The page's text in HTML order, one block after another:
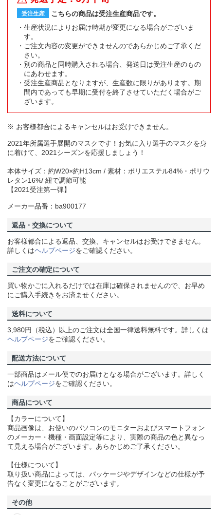
受注生産
こちらの商品は受注生産商品です。
生産状況によりお届け時期が変更になる場合がございま
す。
ご注文内容の変更ができませんのであらかじめご了承くだ
さい。
別の商品と同時購入される場合、発送日は受注生産のもの
にあわせます。
受注生産商品となりますが、生産数に限りがあります。期
間内であっても早期に受付を終了させていただく場合がご
ざいます。
※ お客様都合によるキャンセルはお受けできません。
2021年所属選手展開のマスクです！お気に入り選手のマスクを身
に着けて、2021シーズンを応援しましょう！
本体サイズ：約W20×約H13cm / 素材：ポリエステル84%・ポリウ
レタン16%/ 紐で調節可能
【2021受注第一弾】
メーカー品番：ba900177
返品・交換について
お客様都合による返品、交換、キャンセルはお受けできません。
詳しくはヘルプページをご確認ください。
ご注文の確定について
買い物かごに入れるだけでは在庫は確保されませんので、お早め
にご購入手続きをお済ませください。
送料について
3,980円（税込）以上のご注文は全国一律送料無料です。詳しくは
ヘルプページをご確認ください。
配送方法について
一部商品はメール便でのお届けとなる場合がございます。詳しく
はヘルプページをご確認ください。
商品について
【カラーについて】
商品画像は、お使いのパソコンのモニターおよびスマートフォン
のメーカー・機種・画面設定等により、実際の商品の色と異なっ
て見える場合がございます。あらかじめご了承ください。
【仕様について】
取り扱い商品によっては、パッケージやデザインなどの仕様が予
告なく変更になることがございます。
その他